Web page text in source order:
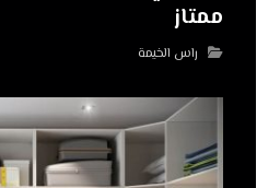
ممتاز
راس الخيمة